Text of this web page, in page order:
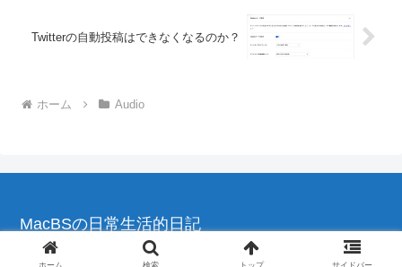
Twitterの自動投稿はできなくなるのか？
ホーム Audio
MacBSの日常生活的日記
© 2004-2026 MacBSの日常生活的日記.
ホーム 検索 トップ サイドバー